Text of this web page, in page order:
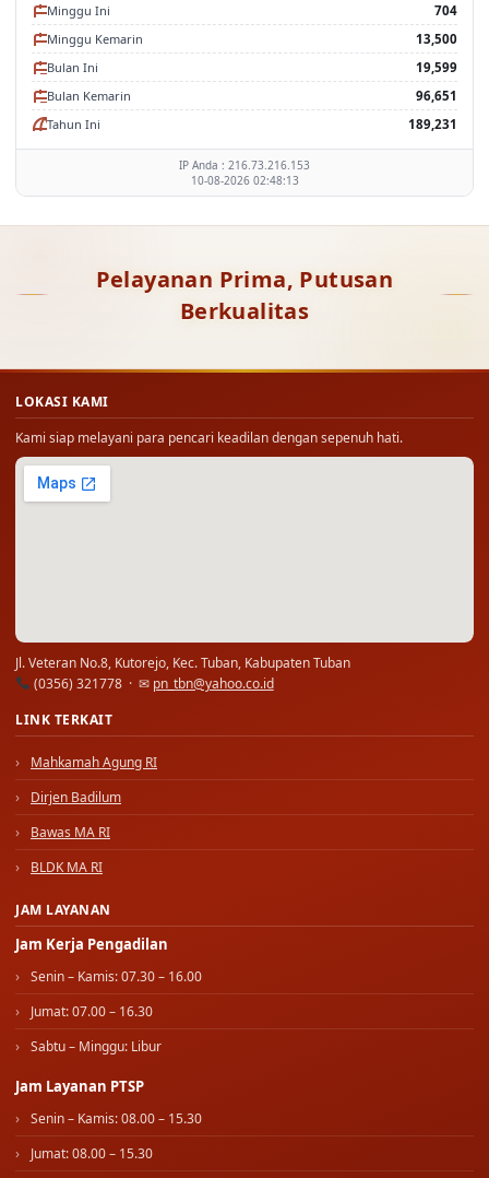
Minggu Ini
704
Minggu Kemarin
13,500
Bulan Ini
19,599
Bulan Kemarin
96,651
Tahun Ini
189,231
IP Anda : 216.73.216.153
10-08-2026 02:48:13
Pelayanan Prima, Putusan
Berkualitas
LOKASI KAMI
Kami siap melayani para pencari keadilan dengan sepenuh hati.
Jl. Veteran No.8, Kutorejo, Kec. Tuban, Kabupaten Tuban
(0356) 321778 · ✉ pn_tbn@yahoo.co.id
LINK TERKAIT
Mahkamah Agung RI
Dirjen Badilum
Bawas MA RI
BLDK MA RI
JAM LAYANAN
Jam Kerja Pengadilan
Senin – Kamis: 07.30 – 16.00
Jumat: 07.00 – 16.30
Sabtu – Minggu: Libur
Jam Layanan PTSP
Senin – Kamis: 08.00 – 15.30
Jumat: 08.00 – 15.30